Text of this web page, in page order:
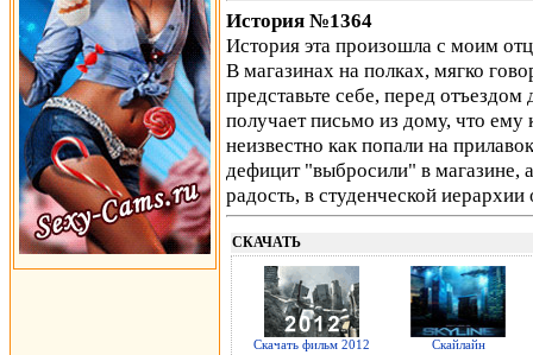
История №1364
История эта произошла с моим
В магазинах на полках, мягко
представьте себе, перед
получает письмо из дому, что
неизвестно как попали на
дефицит "выбросили" в магазине,
радость, в студенческой
СКАЧАТЬ
Скачать фильм 2012 Скайлайн